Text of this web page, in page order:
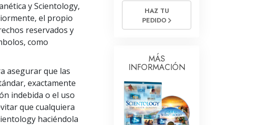
Respuestas a las Drogas
Herramientas para el Entorno Laboral
La Causa de la Supresión
y Scientology,
el propio
reservados y
como
asegurar que las
exactamente
indebida o el uso
que cualquiera
haciéndola
HAZ TU
PEDIDO
MÁS
INFORMACIÓN